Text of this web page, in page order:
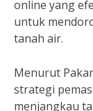
online yang
untuk
tanah air.
Menurut
strategi
menjangkau